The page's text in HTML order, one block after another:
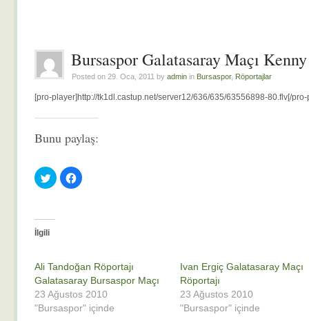
Bursaspor Galatasaray Maçı
Posted on 29. Oca, 2011 by admin in Bursaspor, Röportajlar
[pro-player]http://tk1dl.castup.net/server12/636/635/63556898-80.flv[/
Bunu paylaş:
Twitter
üzerinde
paylaşmak
(Yeni
Facebook'ta
paylaşmak
İlgili
Ali Tandoğan Röportajı
Galatasaray Bursaspor Maçı
23 Ağustos 2010
"Bursaspor" içinde
Ivan Ergiç Galatasaray Maçı
Röportajı
23 Ağustos 2010
"Bursaspor" içinde